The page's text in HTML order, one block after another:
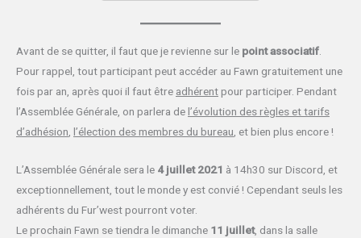
Avant de se quitter, il faut que je revienne sur le point associatif.
Pour rappel, tout participant peut accéder au Fawn gratuitement une
fois par an, après quoi il faut être adhérentpour participer. Pendant
l’Assemblée Générale, on parlera del’évolution des règles et tarifs
d’adhésion, l’élection des membres du bureau, et bien plus encore !
L’Assemblée Générale sera le 4 juillet 2021 à 14h30 sur Discord, et
exceptionnellement, tout le monde y est convié ! Cependant seuls les
adhérents du Fur’west pourront voter.
Le prochain Fawn se tiendra le dimanche 11 juillet, dans la salle